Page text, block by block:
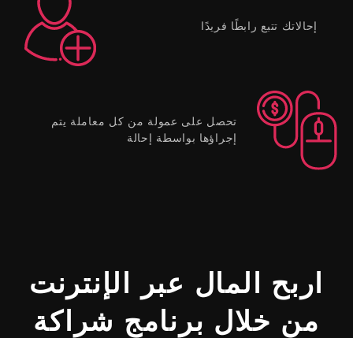
إحالاتك تتبع رابطًا فريدًا
تحصل على عمولة من كل معاملة يتم
إجراؤها بواسطة إحالة
اربح المال عبر الإنترنت
من خلال برنامج شراكة